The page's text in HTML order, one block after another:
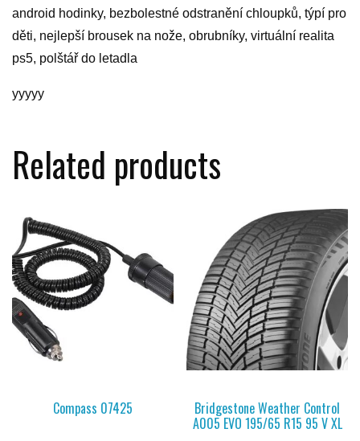
android hodinky, bezbolestné odstranění chloupků, týpí pro
děti, nejlepší brousek na nože, obrubníky, virtuální realita
ps5, polštář do letadla
yyyyy
Related products
Compass 07425 Bridgestone Weather Control
A005 EVO 195/65 R15 95 V XL